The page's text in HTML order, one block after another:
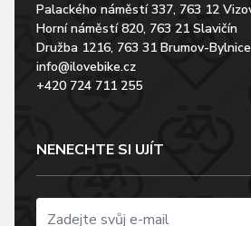
Palackého náměstí 337, 763 12
Horní náměstí 820, 763 21 Slavičín
Družba 1216, 763 31 Brumov-Bylnice
info@ilovebike.cz
+420 724 711 255
NENECHTE SI UJÍT